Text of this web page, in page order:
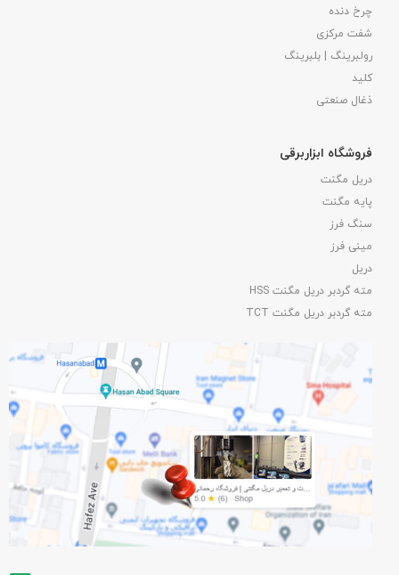
چرخ دنده
شفت مرکزی
رولبرینگ | بلبرینگ
کلید
ذغال صنعتی
فروشگاه ابزاربرقی
دریل مگنت
پایه مگنت
سنگ فرز
مینی فرز
دریل
مته گردبر دریل مگنت HSS
مته گردبر دریل مگنت TCT